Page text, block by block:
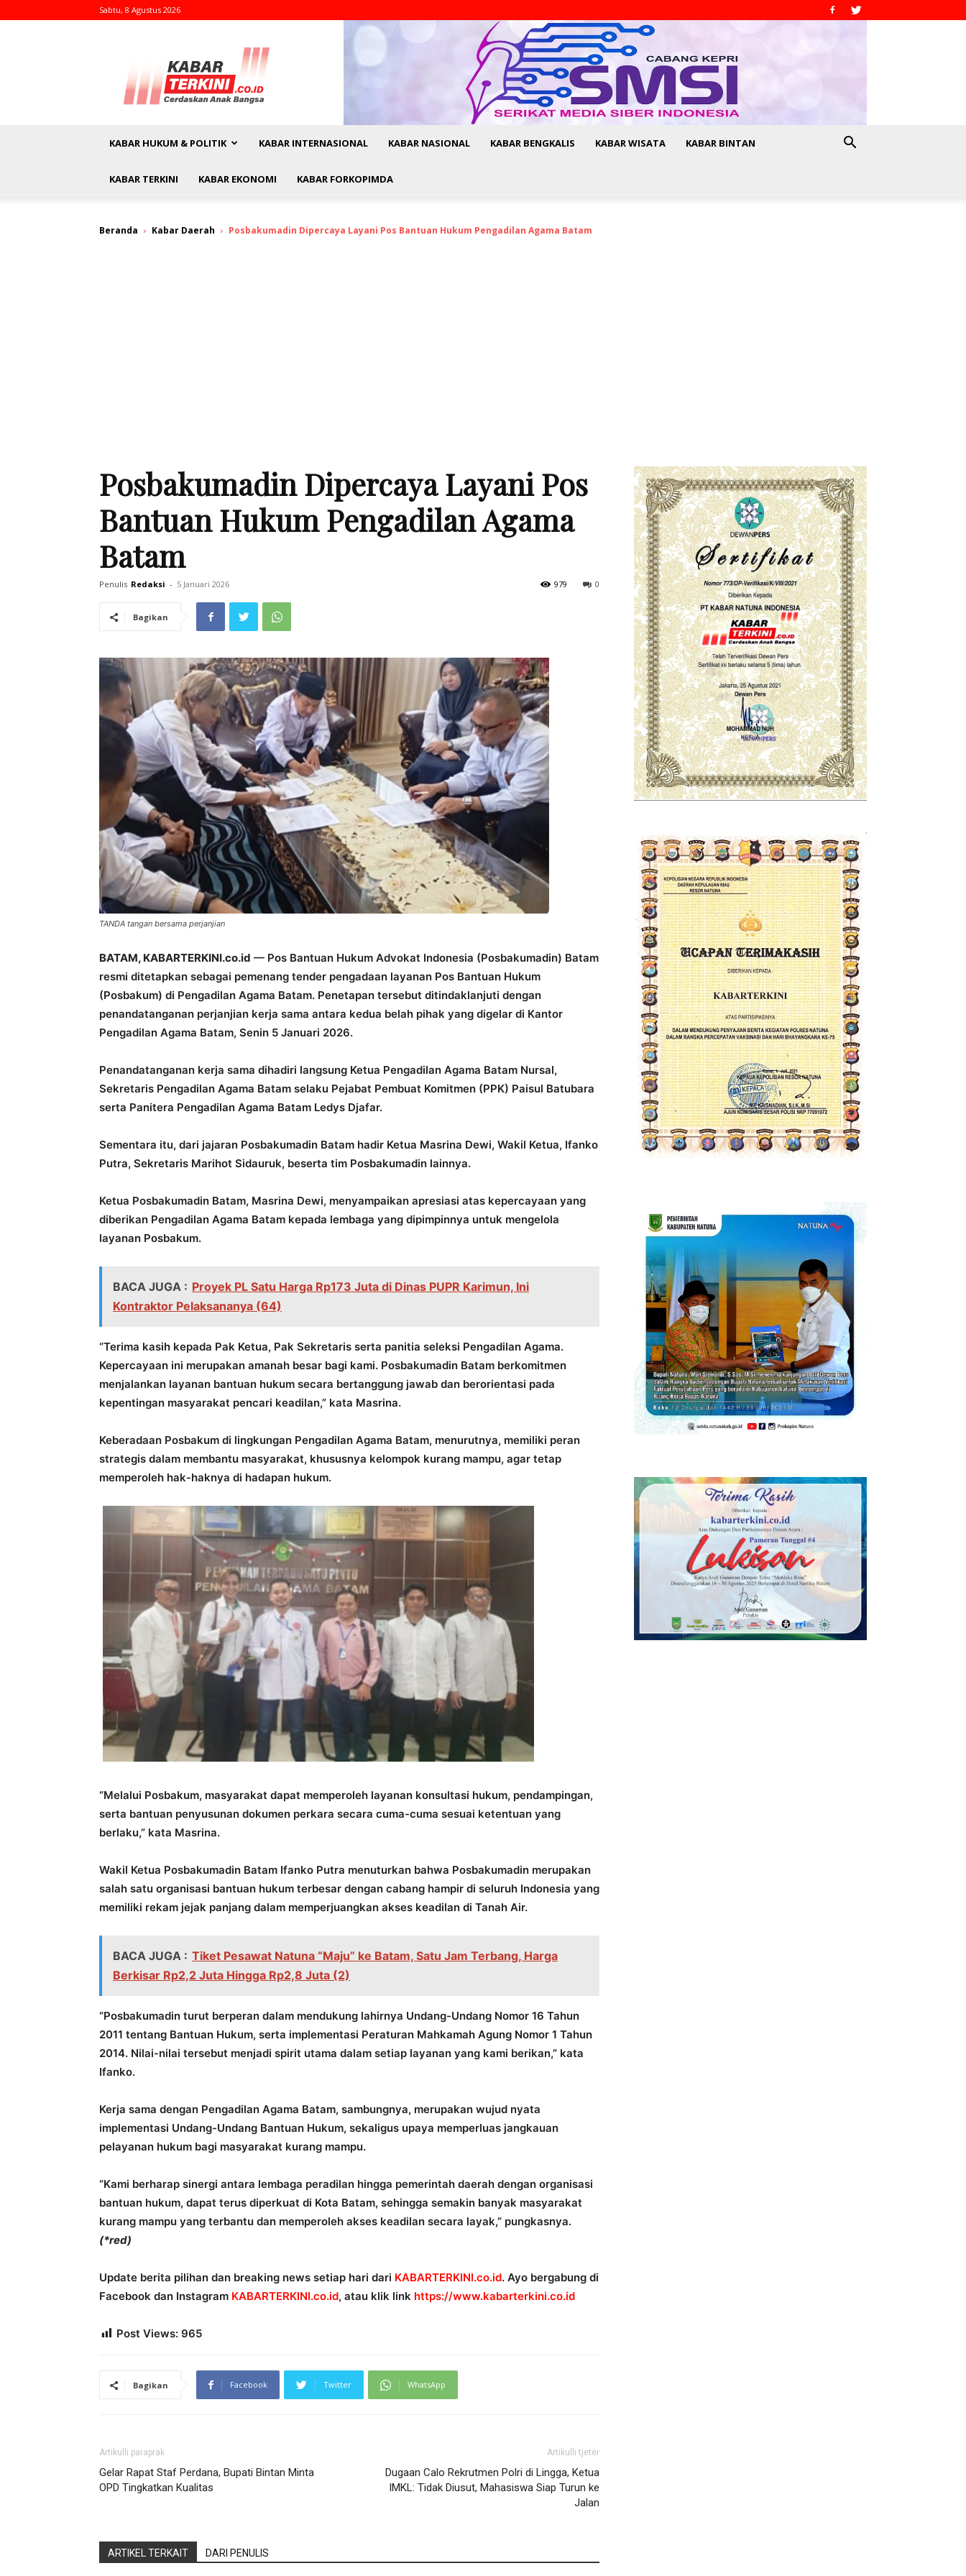
Sabtu, 8 Agustus 2026
kabarterkini.co.id
KABAR HUKUM & POLITIK KABAR INTERNASIONAL KABAR NASIONAL KABAR BENGKALIS KABAR WISATA KABAR BINTAN
KABAR TERKINI KABAR EKONOMI KABAR FORKOPIMDA
Beranda Kabar Daerah Posbakumadin Dipercaya Layani Pos Bantuan Hukum Pengadilan Agama Batam
Posbakumadin Dipercaya Layani Pos
Bantuan Hukum Pengadilan Agama
Batam
Penulis Redaksi - 5 Januari 2026 0
979
Bagikan
TANDA tangan bersama perjanjian
BATAM, KABARTERKINI.co.id — Pos Bantuan Hukum Advokat Indonesia (Posbakumadin) Batam
resmi ditetapkan sebagai pemenang tender pengadaan layanan Pos Bantuan Hukum
(Posbakum) di Pengadilan Agama Batam. Penetapan tersebut ditindaklanjuti dengan
penandatanganan perjanjian kerja sama antara kedua belah pihak yang digelar di Kantor
Pengadilan Agama Batam, Senin 5 Januari 2026.
Penandatanganan kerja sama dihadiri langsung Ketua Pengadilan Agama Batam Nursal,
Sekretaris Pengadilan Agama Batam selaku Pejabat Pembuat Komitmen (PPK) Paisul Batubara
serta Panitera Pengadilan Agama Batam Ledys Djafar.
Sementara itu, dari jajaran Posbakumadin Batam hadir Ketua Masrina Dewi, Wakil Ketua, Ifanko
Putra, Sekretaris Marihot Sidauruk, beserta tim Posbakumadin lainnya.
Ketua Posbakumadin Batam, Masrina Dewi, menyampaikan apresiasi atas kepercayaan yang
diberikan Pengadilan Agama Batam kepada lembaga yang dipimpinnya untuk mengelola
layanan Posbakum.
BACA JUGA : Proyek PL Satu Harga Rp173 Juta di Dinas PUPR Karimun, Ini
Kontraktor Pelaksananya (64)
“Terima kasih kepada Pak Ketua, Pak Sekretaris serta panitia seleksi Pengadilan Agama.
Kepercayaan ini merupakan amanah besar bagi kami. Posbakumadin Batam berkomitmen
menjalankan layanan bantuan hukum secara bertanggung jawab dan berorientasi pada
kepentingan masyarakat pencari keadilan,” kata Masrina.
Keberadaan Posbakum di lingkungan Pengadilan Agama Batam, menurutnya, memiliki peran
strategis dalam membantu masyarakat, khususnya kelompok kurang mampu, agar tetap
memperoleh hak-haknya di hadapan hukum.
“Melalui Posbakum, masyarakat dapat memperoleh layanan konsultasi hukum, pendampingan,
serta bantuan penyusunan dokumen perkara secara cuma-cuma sesuai ketentuan yang
berlaku,” kata Masrina.
Wakil Ketua Posbakumadin Batam Ifanko Putra menuturkan bahwa Posbakumadin merupakan
salah satu organisasi bantuan hukum terbesar dengan cabang hampir di seluruh Indonesia yang
memiliki rekam jejak panjang dalam memperjuangkan akses keadilan di Tanah Air.
BACA JUGA : Tiket Pesawat Natuna “Maju” ke Batam, Satu Jam Terbang, Harga
Berkisar Rp2,2 Juta Hingga Rp2,8 Juta (2)
“Posbakumadin turut berperan dalam mendukung lahirnya Undang-Undang Nomor 16 Tahun
2011 tentang Bantuan Hukum, serta implementasi Peraturan Mahkamah Agung Nomor 1 Tahun
2014. Nilai-nilai tersebut menjadi spirit utama dalam setiap layanan yang kami berikan,” kata
Ifanko.
Kerja sama dengan Pengadilan Agama Batam, sambungnya, merupakan wujud nyata
implementasi Undang-Undang Bantuan Hukum, sekaligus upaya memperluas jangkauan
pelayanan hukum bagi masyarakat kurang mampu.
“Kami berharap sinergi antara lembaga peradilan hingga pemerintah daerah dengan organisasi
bantuan hukum, dapat terus diperkuat di Kota Batam, sehingga semakin banyak masyarakat
kurang mampu yang terbantu dan memperoleh akses keadilan secara layak,” pungkasnya.
(*red)
Update berita pilihan dan breaking news setiap hari dari KABARTERKINI.co.id. Ayo bergabung di
Facebook dan Instagram KABARTERKINI.co.id, atau klik link https://www.kabarterkini.co.id
Post Views: 965
Bagikan Facebook Twitter WhatsApp
Artikulli paraprak
Gelar Rapat Staf Perdana, Bupati Bintan Minta
OPD Tingkatkan Kualitas
Artikulli tjetër
Dugaan Calo Rekrutmen Polri di Lingga, Ketua
IMKL: Tidak Diusut, Mahasiswa Siap Turun ke
Jalan
ARTIKEL TERKAIT DARI PENULIS